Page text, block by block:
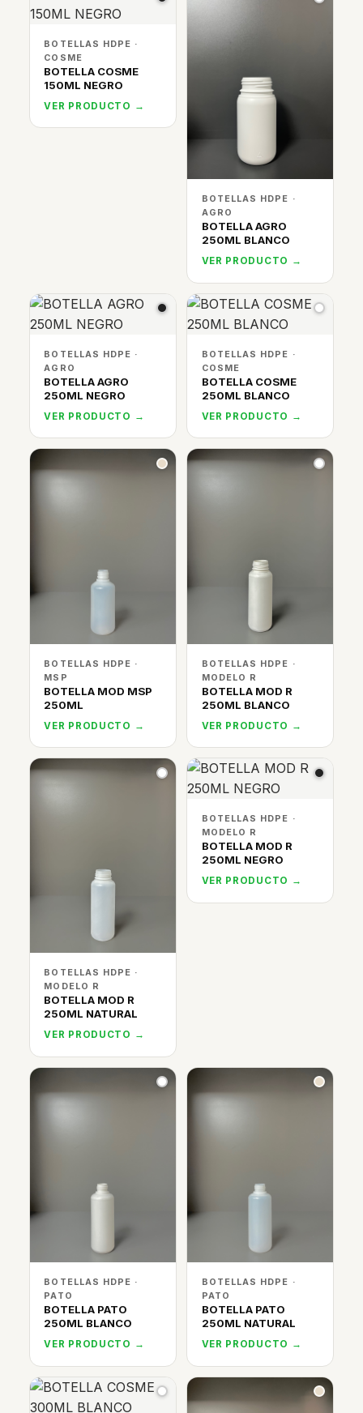
BOTELLAS HDPE ·
COSME
BOTELLA COSME
150ML NEGRO
VER PRODUCTO →
BOTELLAS HDPE ·
AGRO
BOTELLA AGRO
250ML BLANCO
VER PRODUCTO →
BOTELLAS HDPE ·
AGRO
BOTELLA AGRO
250ML NEGRO
VER PRODUCTO →
BOTELLAS HDPE ·
COSME
BOTELLA COSME
250ML BLANCO
VER PRODUCTO →
BOTELLAS HDPE ·
MSP
BOTELLA MOD MSP
250ML
VER PRODUCTO →
BOTELLAS HDPE ·
MODELO R
BOTELLA MOD R
250ML BLANCO
VER PRODUCTO →
BOTELLAS HDPE ·
MODELO R
BOTELLA MOD R
250ML NATURAL
VER PRODUCTO →
BOTELLAS HDPE ·
MODELO R
BOTELLA MOD R
250ML NEGRO
VER PRODUCTO →
BOTELLAS HDPE ·
PATO
BOTELLA PATO
250ML BLANCO
VER PRODUCTO →
BOTELLAS HDPE ·
PATO
BOTELLA PATO
250ML NATURAL
VER PRODUCTO →